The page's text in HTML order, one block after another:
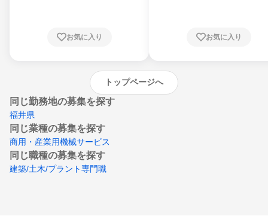
崎県、熊本県、大分県、宮崎県、鹿児島県、
お気に入り お気に入り
トップページへ
同じ勤務地の募集を探す
福井県
同じ業種の募集を探す
商用・産業用機械サービス
同じ職種の募集を探す
建築/土木/プラント専門職